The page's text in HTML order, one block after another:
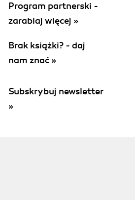
Program partnerski -
zarabiaj więcej »
Brak książki? - daj
nam znać »
Subskrybuj newsletter
»